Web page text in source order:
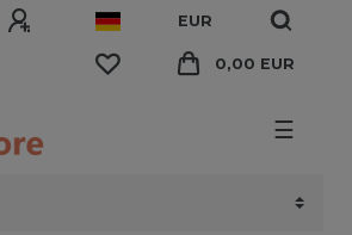
EUR
0,00 EUR
☰